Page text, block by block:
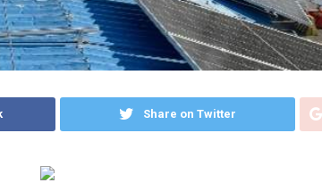
Share on Twitter